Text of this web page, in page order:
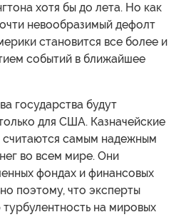
хотя бы до лета. Но как
невообразимый дефолт
становится все более и
событий в ближайшее
государства будут
для США. Казначейские
самым надежным
во всем мире. Они
фондах и финансовых
поэтому, что эксперты
на мировых